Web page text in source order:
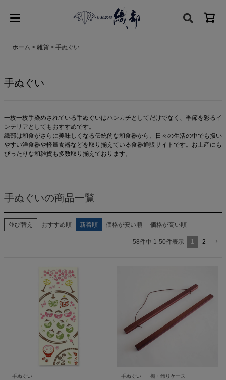
ホーム 雑貨 手ぬぐい
手ぬぐい
一枚一枚手染めされている手ぬぐいはハンカチとしてだけでなく、季節を彩るイ
ンテリアとしてもおすすめです。
織部は和食がさらに美味しくなる伝統的な和食器から、日々の生活の中でも扱い
やすい洋食器や軽量食器などを取り揃えている食器通販サイトです。お土産にも
ぴったりな和雑貨も多数取り揃えております。
手ぬぐいの商品一覧
並び替え おすすめ順 新着順 価格が安い順 価格が高い順
58件中 1-50件表示 1 2
手ぬぐい 手ぬぐい 棚・飾りケース